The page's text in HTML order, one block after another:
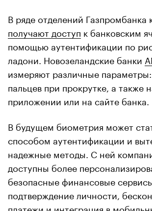
В ряде отделений Газпромбанка
получают доступ к банковским
помощью аутентификации по
ладони. Новозеландские банки
измеряют различные
пальцев при прокрутке, а также
приложении или на сайте банка.
В будущем биометрия может
способом аутентификации и
надежные методы. С ней
доступны более
безопасные финансовые
подтверждение личности,
платежи и интеграция в